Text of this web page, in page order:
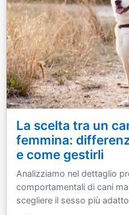
La scelta tra un
femmina:
e come gestirli
Analizziamo nel dettaglio
comportamentali di cani
scegliere il sesso più